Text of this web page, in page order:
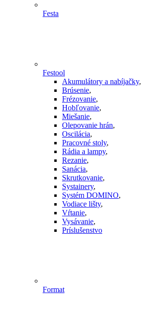
Festa
Festool
Akumulátory a nabíjačky,
Brúsenie,
Frézovanie,
Hobľovanie,
Miešanie,
Olepovanie hrán,
Oscilácia,
Pracovné stoly,
Rádia a lampy,
Rezanie,
Sanácia,
Skrutkovanie,
Systainery,
Systém DOMINO,
Vodiace lišty,
Vŕtanie,
Vysávanie,
Príslušenstvo
Format